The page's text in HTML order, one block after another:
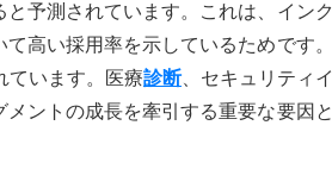
予測されています。これは、イン
高い採用率を示しているためです
ています。医療診断、セキュリティ
ントの成長を牽引する重要な要因